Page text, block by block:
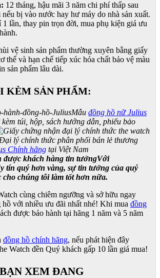
12 tháng, hậu mãi 3 năm chi phí thấp sau
bị vào nước hay hư máy do nhà sản xuất.
lần, thay pin trọn đời, mua phụ kiện giá ưu
vệ sinh sản phẩm thường xuyên bằng giấy
thể và hạn chế tiếp xúc hóa chất bảo vệ màu
sản phẩm lâu dài.
KÈM SẢN PHẨM:
Mẫu đồng hồ nữ Julius
túi, hộp, sách hướng dẫn, phiếu bảo
lý chính thức phân phối bán lẻ thương
Chính hãng tại Việt Nam
Với
tín quý hơn vàng, sự tin tưởng của quý
chúng tôi làm tốt hơn nữa.
cùng chiêm ngưỡng và sở hữu ngay
với nhiều ưu đãi nhất nhé! Khi mua đồng
được bảo hành tại hãng 1 năm và 5 năm
đồng hồ chính hãng, nếu phát hiện đây
Watch đền Quý khách gấp 10 lần giá mua!
XEM ĐANG